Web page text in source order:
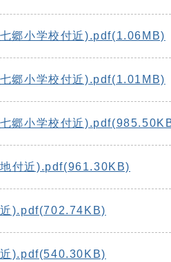
郷小学校付近).pdf(1.06MB)
郷小学校付近).pdf(1.01MB)
郷小学校付近
付近).pdf(961.30KB)
).pdf(702.74KB)
).pdf(540.30KB)